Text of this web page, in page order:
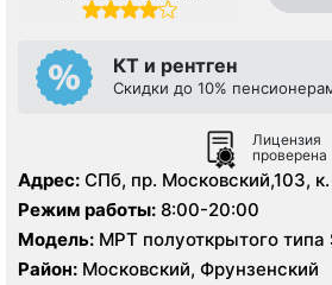
КТ и рентген
Скидки до 10%
Лицензия
проверена
Адрес: СПб, пр. Московский,103,
Режим работы: 8:00-20:00
Модель: МРТ полуоткрытого типа
Тесла, КТ Siemens Emotion 16
Район: Московский, Фрунзенский